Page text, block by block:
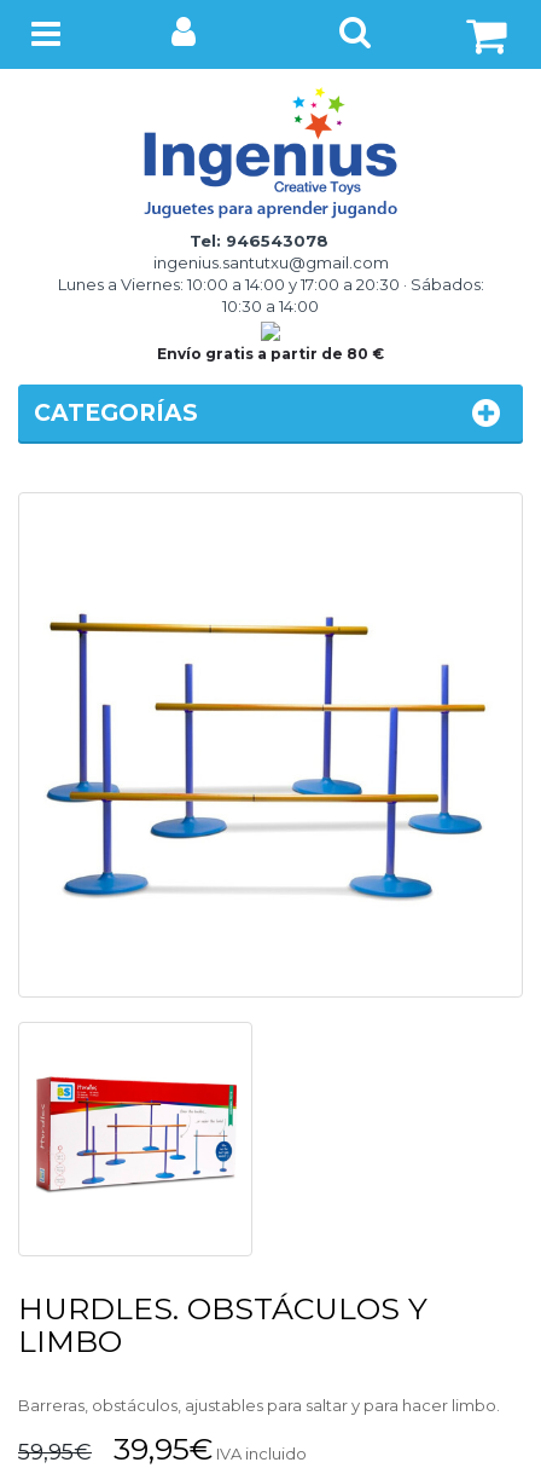
Tel: 946543078
ingenius.santutxu@gmail.com
Lunes a Viernes: 10:00 a 14:00 y 17:00 a 20:30 · Sábados:
10:30 a 14:00
Menú
Envío gratis a partir de 80 €
HURDLES. OBSTÁCULOS Y
LIMBO
Barreras, obstáculos, ajustables para saltar y para hacer limbo.
59,95€ 39,95€ IVA incluido
CATEGORÍAS